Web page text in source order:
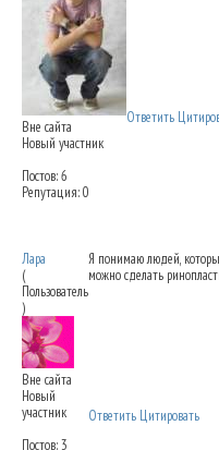
Вне сайта
Новый участник
Постов: 6
Репутация: 0
Ответить
Лара
(
Пользователь
)
Вне сайта
Новый
участник
Постов: 3
Я понимаю людей,
можно сделать
Ответить Цитировать